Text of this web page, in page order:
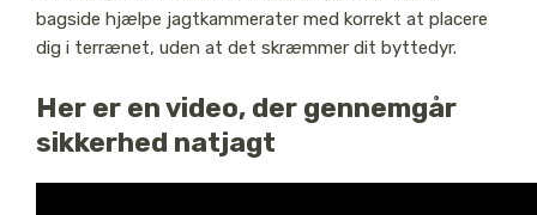
bagside hjælpe jagtkammerater med korrekt at placere
dig i terrænet, uden at det skræmmer dit byttedyr.
Her er en video, der gennemgår
sikkerhed natjagt